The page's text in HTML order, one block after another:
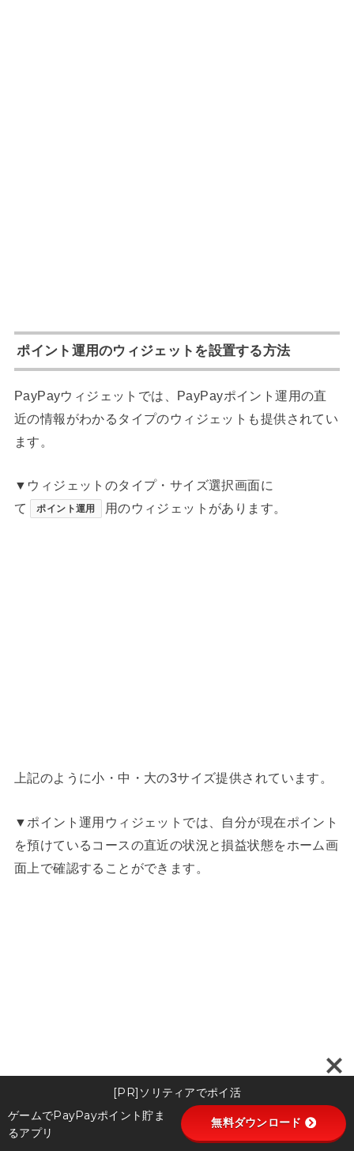
ポイント運用のウィジェットを設置する方法
PayPayウィジェットでは、PayPayポイント運用の直
近の情報がわかるタイプのウィジェットも提供されてい
ます。
▼ウィジェットのタイプ・サイズ選択画面に
て
ポイント運用 用のウィジェットがあります。
上記のように小・中・大の3サイズ提供されています。
▼ポイント運用ウィジェットでは、自分が現在ポイント
を預けているコースの直近の状況と損益状態をホーム画
面上で確認することができます。
[PR]ソリティアでポイ活
ゲームでPayPayポイント貯ま
るアプリ
無料ダウンロード